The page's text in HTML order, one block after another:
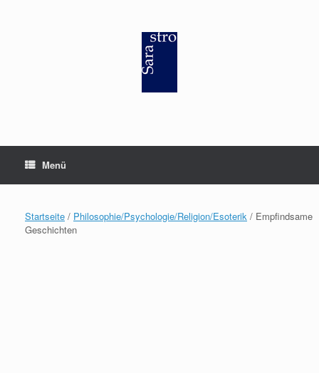
Menü
Startseite / Philosophie/Psychologie/Religion/Esoterik / Empfindsame
Geschichten